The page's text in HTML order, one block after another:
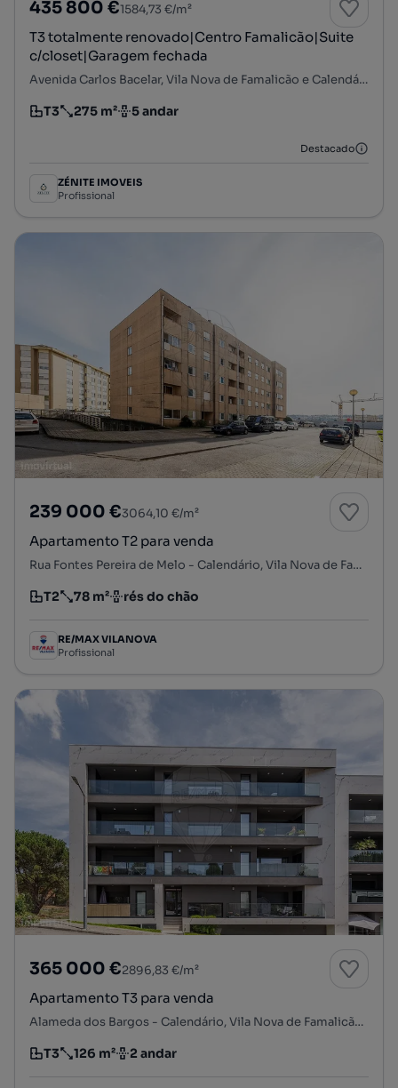
435 800 €1584,73 €/m²
T3 totalmente renovado|Centro Famalicão|Suite
c/closet|Garagem fechada
Avenida Carlos Bacelar, Vila Nova de Famalicão e Calendário, Vila Nova de Famalicão, Braga
Tipologia
T3
Preço por metro quadrado
275 m²
Andar 5 andar
Destacado
ZÉNITE IMOVEIS
Profissional
239 000 €3064,10 €/m²
Apartamento T2 para venda
Rua Fontes Pereira de Melo - Calendário, Vila Nova de Famalicão e Calendário, Vila Nova de Famalicão, Braga
Tipologia
T2
Preço por metro quadrado
78 m²
Andar rés do chão
RE/MAX VILANOVA
Profissional
365 000 €2896,83 €/m²
Apartamento T3 para venda
Alameda dos Bargos - Calendário, Vila Nova de Famalicão e Calendário, Vila Nova de Famalicão, Braga
Tipologia
T3
Preço por metro quadrado
126 m²
Andar 2 andar